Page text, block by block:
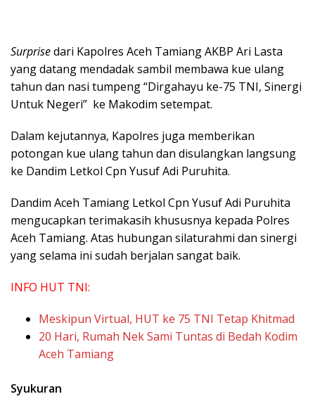
Surprisedari Kapolres Aceh Tamiang AKBP Ari Lasta
yang datang mendadak sambil membawa kue ulang
tahun dan nasi tumpeng “Dirgahayu ke-75 TNI, Sinergi
Untuk Negeri” ke Makodim setempat.
Dalam kejutannya, Kapolres juga memberikan
potongan kue ulang tahun dan disulangkan langsung
ke Dandim Letkol Cpn Yusuf Adi Puruhita.
Dandim Aceh Tamiang Letkol Cpn Yusuf Adi Puruhita
mengucapkan terimakasih khususnya kepada Polres
Aceh Tamiang. Atas hubungan silaturahmi dan sinergi
yang selama ini sudah berjalan sangat baik.
INFO HUT TNI:
Meskipun Virtual, HUT ke 75 TNI Tetap Khitmad
20 Hari, Rumah Nek Sami Tuntas di Bedah Kodim
Aceh Tamiang
Syukuran